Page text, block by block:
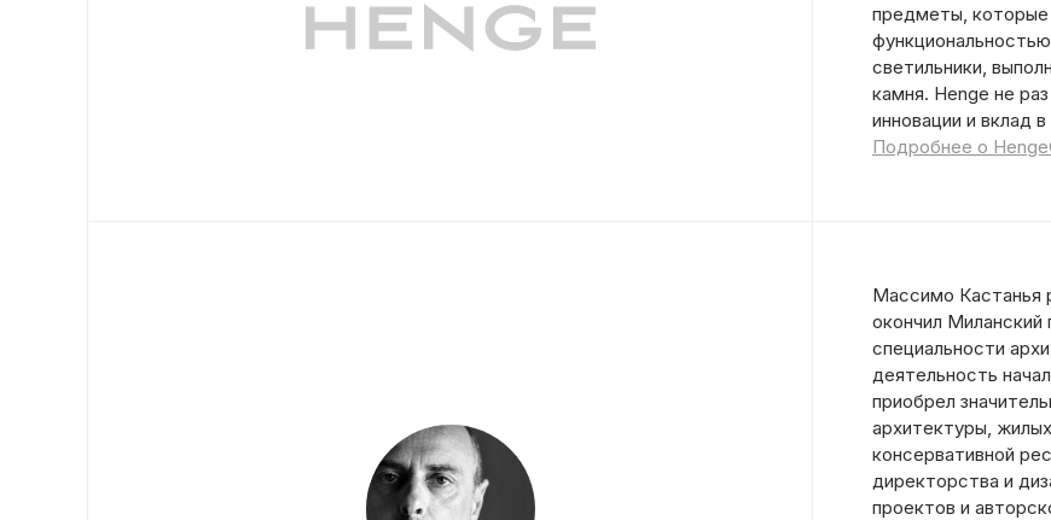
предметы,
светильники,
камня. Henge не
инновации и вклад
Подробнее о Henge
Массимо Кастанья
окончил Миланский
специальности
деятельность
приобрел
архитектуры,
консервативной
директорства и
проектов и